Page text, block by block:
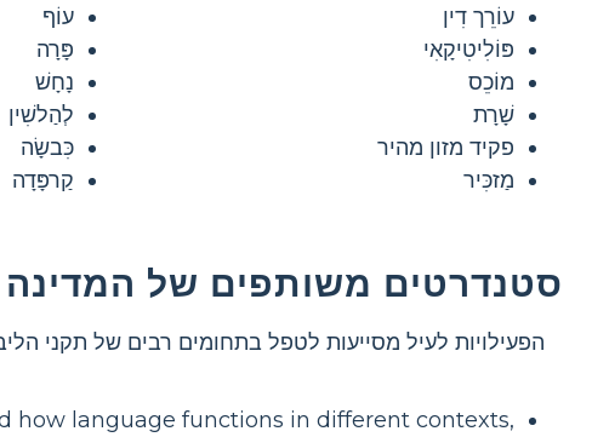
עוֹרֵך דִין
פּוֹלִיטִיקָאִי
מוֹכֵס
שָׁרָת
פקיד מזון מהיר
מַזכִּיר
עוֹף
פָּרָה
נָחָשׁ
לְהַלשִׁין
כִּבשָׂה
קַרפָּדָה
סטנדרטים משותפים של המדינה
הפעילויות לעיל מסייעות לטפל בתחומים רבים של תקני
how language functions in different contexts,